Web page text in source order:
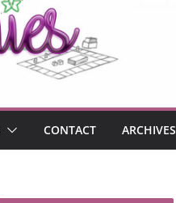
CONTACT ARCHIVES